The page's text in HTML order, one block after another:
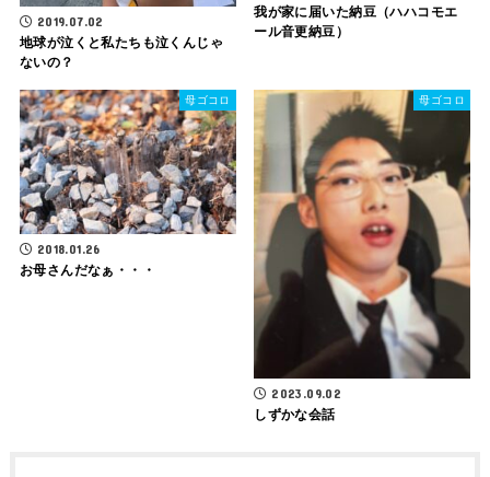
2019.07.02
地球が泣くと私たちも泣くんじゃ
ないの？
我が家に届いた納豆（ハハコモエ
ール音更納豆）
母ゴコロ
2018.01.26
お母さんだなぁ・・・
母ゴコロ
2023.09.02
しずかな会話